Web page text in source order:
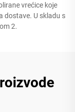
vrećice koje
dostave. U skladu s
2.